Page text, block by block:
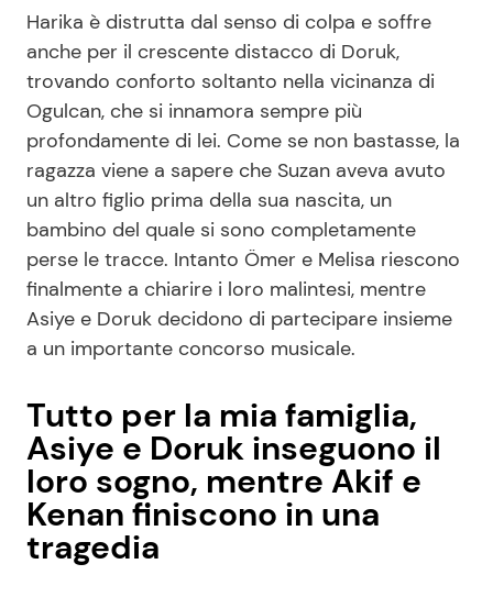
Harika è distrutta dal senso di colpa e soffre
anche per il crescente distacco di Doruk,
trovando conforto soltanto nella vicinanza di
Ogulcan, che si innamora sempre più
profondamente di lei. Come se non bastasse, la
ragazza viene a sapere che Suzan aveva avuto
un altro figlio prima della sua nascita, un
bambino del quale si sono completamente
perse le tracce. Intanto Ömer e Melisa riescono
finalmente a chiarire i loro malintesi, mentre
Asiye e Doruk decidono di partecipare insieme
a un importante concorso musicale.
Tutto per la mia famiglia,
Asiye e Doruk inseguono il
loro sogno, mentre Akif e
Kenan finiscono in una
tragedia